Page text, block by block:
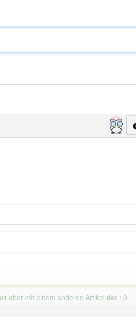
aber mit einem anderen Artikelder : 0